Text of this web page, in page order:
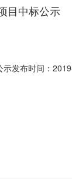
目中标公示
发布时间：
公司湖南省分